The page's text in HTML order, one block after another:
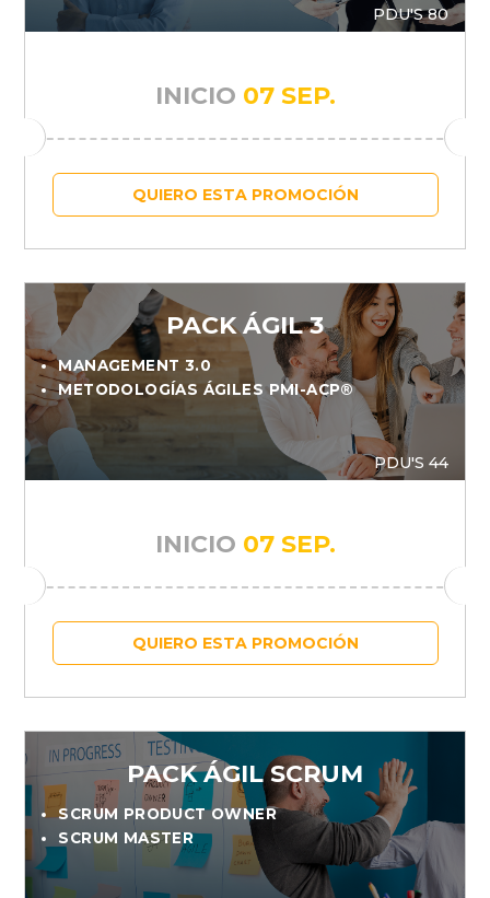
PDU'S 80
INICIO 07 SEP.
QUIERO ESTA PROMOCIÓN
PACK ÁGIL 3
MANAGEMENT 3.0
METODOLOGÍAS ÁGILES PMI-ACP®
PDU'S 44
INICIO 07 SEP.
QUIERO ESTA PROMOCIÓN
PACK ÁGIL SCRUM
SCRUM PRODUCT OWNER
SCRUM MASTER